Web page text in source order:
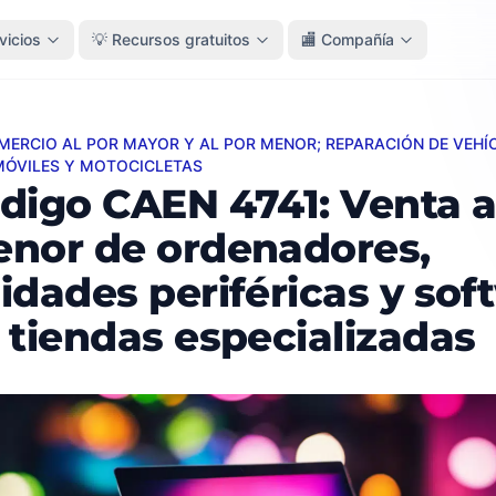
💡 Recursos gratuitos 🏬 Compañía
CAEN 4741: Venta al por menor de ordenadores,
AL POR MAYOR Y AL POR MENOR; REPARACIÓN DE
Y MOTOCICLETAS
CAEN 4741: Venta
de ordenadores,
periféricas y
tiendas especializadas